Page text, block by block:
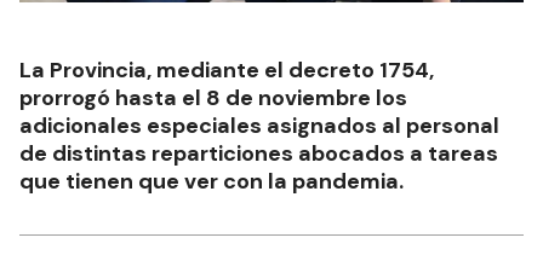
La Provincia, mediante el decreto 1754,
prorrogó hasta el 8 de noviembre los
adicionales especiales asignados al personal
de distintas reparticiones abocados a tareas
que tienen que ver con la pandemia.